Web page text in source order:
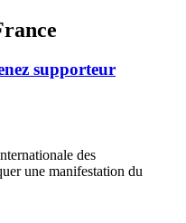
supporteur
des
une manifestation du